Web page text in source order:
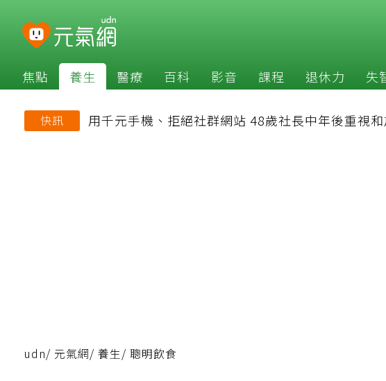
焦點 養生 醫療 百科 影音 課程 退休力 失
快訊 用千元手機、拒絕社群網站 48歲社長中年後重視
udn/ 元氣網/ 養生/ 聰明飲食